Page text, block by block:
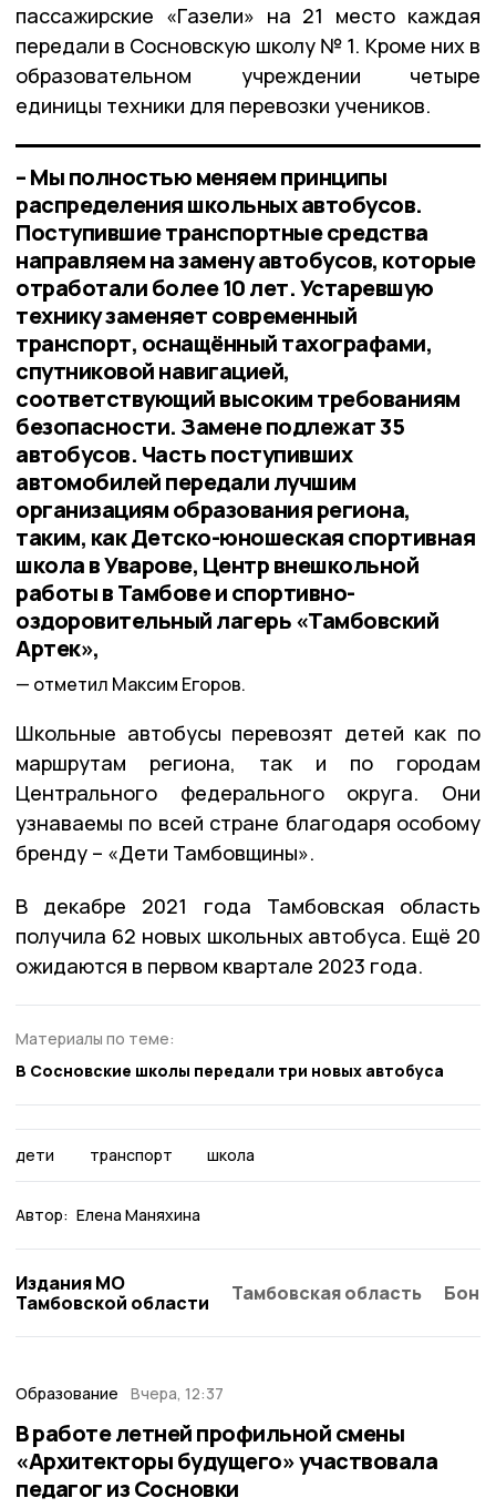
пассажирские «Газели» на 21 место каждая
передали в Сосновскую школу № 1. Кроме них в
образовательном учреждении четыре
единицы техники для перевозки учеников.
– Мы полностью меняем принципы
распределения школьных автобусов.
Поступившие транспортные средства
направляем на замену автобусов, которые
отработали более 10 лет. Устаревшую
технику заменяет современный
транспорт, оснащённый тахографами,
спутниковой навигацией,
соответствующий высоким требованиям
безопасности. Замене подлежат 35
автобусов. Часть поступивших
автомобилей передали лучшим
организациям образования региона,
таким, как Детско-юношеская спортивная
школа в Уварове, Центр внешкольной
работы в Тамбове и спортивно-
оздоровительный лагерь «Тамбовский
Артек»,
отметил Максим Егоров.
Школьные автобусы перевозят детей как по
маршрутам региона, так и по городам
Центрального федерального округа. Они
узнаваемы по всей стране благодаря особому
бренду – «Дети Тамбовщины».
В декабре 2021 года Тамбовская область
получила 62 новых школьных автобуса. Ещё 20
ожидаются в первом квартале 2023 года.
Материалы по теме:
В Сосновские школы передали три новых автобуса
дети транспорт школа
Автор: Елена Маняхина
Издания МО
Тамбовской области
Тамбовская область
Образование Вчера, 12:37
В работе летней профильной смены
«Архитекторы будущего» участвовала
педагог из Сосновки